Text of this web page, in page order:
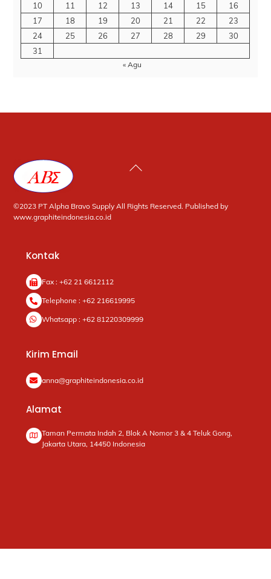
10
11 12 13 14 15
16
17
18 19 20 21 22
23
24
25 26 27 28 29
30
31
« Agu
To
©2023 PT Alpha Bravo Supply All Rights Reserved. Published by
www.graphiteindonesia.co.id
Kontak
Fax : +62 21 6612112
Telephone : +62 216619995
Whatsapp : +62 81220309999
Kirim Email
anna@graphiteindonesia.co.id
Alamat
Taman Permata Indah 2, Blok A Nomor 3 & 4 Teluk Gong,
Jakarta Utara, 14450 Indonesia